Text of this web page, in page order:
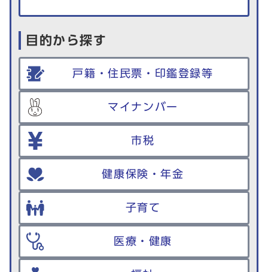
目的から探す
戸籍・住民票・印鑑登録等
マイナンバー
市税
健康保険・年金
子育て
医療・健康